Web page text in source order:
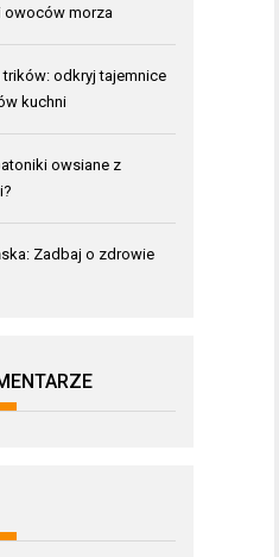
owoców morza
odkryj tajemnice
kuchni
owsiane z
Zadbaj o zdrowie